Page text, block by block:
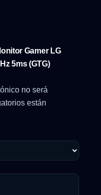
Gamer LG
5ms (GTG)
no será
están